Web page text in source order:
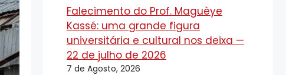
Falecimento do Prof. Maguèye
Kassé: uma grande figura
universitária e cultural nos deixa —
22 de julho de 2026
7 de Agosto, 2026